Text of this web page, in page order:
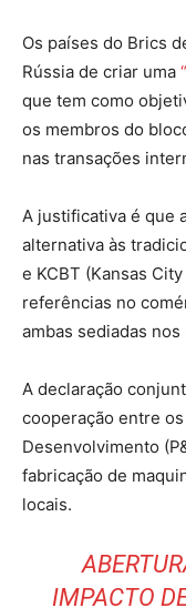
Os países do Brics
Rússia de criar uma
que tem como
os membros do
nas transações
A justificativa é que
alternativa às
e KCBT (Kansas
referências no
ambas sediadas
A declaração
cooperação entre
Desenvolvimento
fabricação de
locais.
IMPACTO